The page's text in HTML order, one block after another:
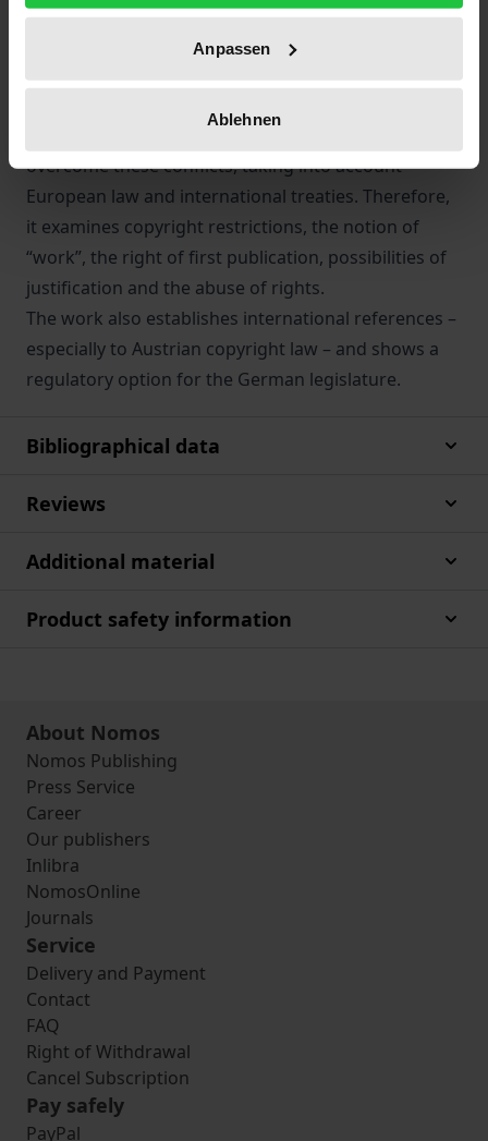
Anpassen
Ablehnen
copyright law and also interferes with the basic
communication rights of the media affected.
overcome these conflicts, taking into account
European law and international treaties. Therefore,
it examines copyright restrictions, the notion of
“work”, the right of first publication, possibilities of
justification and the abuse of rights.
The work also establishes international references –
especially to Austrian copyright law – and shows a
regulatory option for the German legislature.
Bibliographical data
Reviews
Additional material
Product safety information
About Nomos
Nomos Publishing
Press Service
Career
Our publishers
Inlibra
NomosOnline
Journals
Service
Delivery and Payment
Contact
FAQ
Right of Withdrawal
Cancel Subscription
Pay safely
PayPal